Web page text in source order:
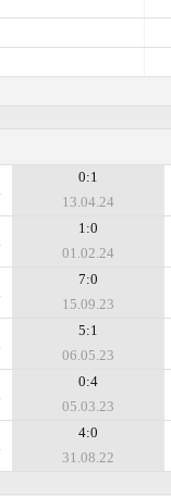
0:1
13.04.24
1:0
01.02.24
7:0
15.09.23
5:1
06.05.23
0:4
05.03.23
4:0
31.08.22